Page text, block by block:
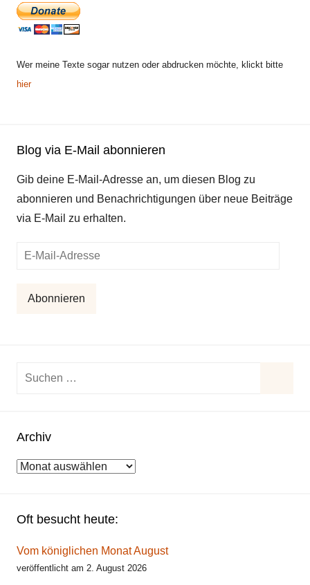
Wer meine Texte sogar nutzen oder abdrucken möchte, klickt bitte
hier
Blog via E-Mail abonnieren
Gib deine E-Mail-Adresse an, um diesen Blog zu
abonnieren und Benachrichtigungen über neue Beiträge
via E-Mail zu erhalten.
E-
Abonnieren
Suchen
Archiv
Archiv
Oft besucht heute:
Vom königlichen Monat August
veröffentlicht am 2. August 2026